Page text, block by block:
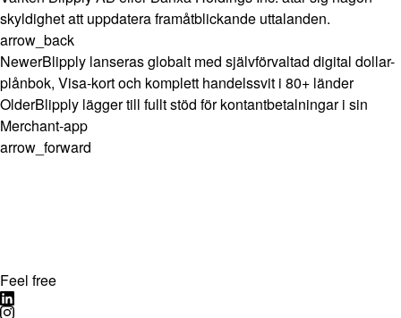
skyldighet att uppdatera framåtblickande uttalanden.
arrow_back
NewerBlipply lanseras globalt med självförvaltad digital dollar-
plånbok, Visa-kort och komplett handelssvit i 80+ länder
OlderBlipply lägger till fullt stöd för kontantbetalningar i sin
Merchant-app
arrow_forward
Feel free